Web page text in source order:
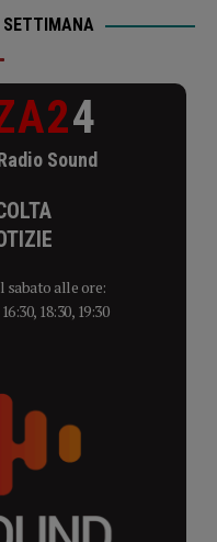
SETTIMANA
4
Sound
sabato alle ore:
18:30, 19:30